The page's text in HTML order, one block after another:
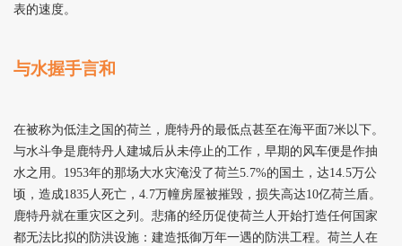
表的速度。
与水握手言和
在被称为低洼之国的荷兰，鹿特丹的最低点甚至在海平面7米以下。
与水斗争是鹿特丹人建城后从未停止的工作，早期的风车便是作抽
水之用。1953年的那场大水灾淹没了荷兰5.7%的国土，达14.5万公
顷，造成1835人死亡，4.7万幢房屋被摧毁，损失高达10亿荷兰盾。
鹿特丹就在重灾区之列。悲痛的经历促使荷兰人开始打造任何国家
都无法比拟的防洪设施：建造抵御万年一遇的防洪工程。荷兰人在